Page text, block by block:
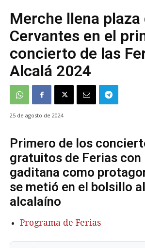
Merche llena plaza
Cervantes en el
concierto de las
Alcalá 2024
25 de agosto de 2024
Primero de los
gratuitos de Ferias
gaditana como
se metió en el bolsillo
alcalaíno
Programa de Ferias